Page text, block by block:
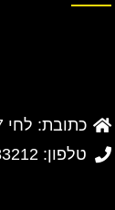
כתובת: לחי 17 בני ברק קומה 2
טלפון: 03-6183212